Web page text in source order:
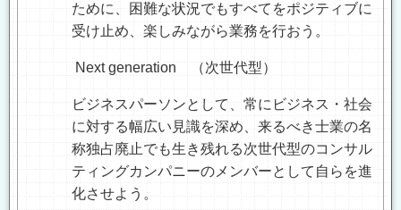
ために、困難な状況でもすべてをポジティブに
受け止め、楽しみながら業務を行おう。
Next generation （次世代型）
ビジネスパーソンとして、常にビジネス・社会
に対する幅広い見識を深め、来るべき士業の名
称独占廃止でも生き残れる次世代型のコンサル
ティングカンパニーのメンバーとして自らを進
化させよう。